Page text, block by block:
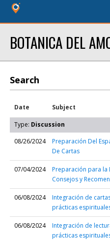
BOTANICA DEL
Search
Date Subject
Type: Discussion
08/26/2024
Preparación Del
De Cartas
07/04/2024
Preparación para la
Consejos y
06/08/2024
Integración de
prácticas
06/08/2024
Integración de
prácticas